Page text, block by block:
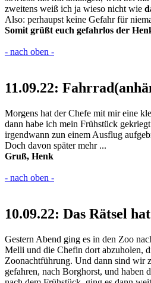
zweitens weiß ich ja wieso nicht wie
Also: perhaupst keine Gefahr für
Somit grüßt euch gefahrlos der
- nach oben -
11.09.22:
Morgens hat der Chefe mit mir eine
dann habe ich mein Frühstück
irgendwann zun einem Ausflug
Doch davon später mehr ...
Gruß, Henk
- nach oben -
10.09.22: Das Rätsel
Gestern Abend ging es in den Zoo
Melli und die Chefin dort abzuholen,
Zoonachtführung. Und dann sind wir
gefahren, nach Borghorst, und haben